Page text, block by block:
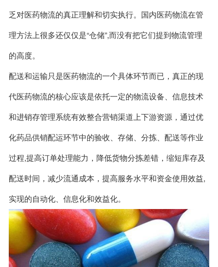
乏对医药物流的真正理解和切实执行。国内医药物流在管
理方法上很多还仅仅是“仓储”,而没有把它们提到物流管理
的高度。
配送和运输只是医药物流的一个具体环节而已，真正的现
代医药物流的核心应该是依托一定的物流设备、信息技术
和进销存管理系统有效整合营销渠道上下游资源，通过优
化药品供销配运环节中的验收、存储、分拣、配送等作业
过程,提高订单处理能力，降低货物分拣差错，缩短库存及
配送时间，减少流通成本，提高服务水平和资金使用效益,
实现的自动化、信息化和效益化。